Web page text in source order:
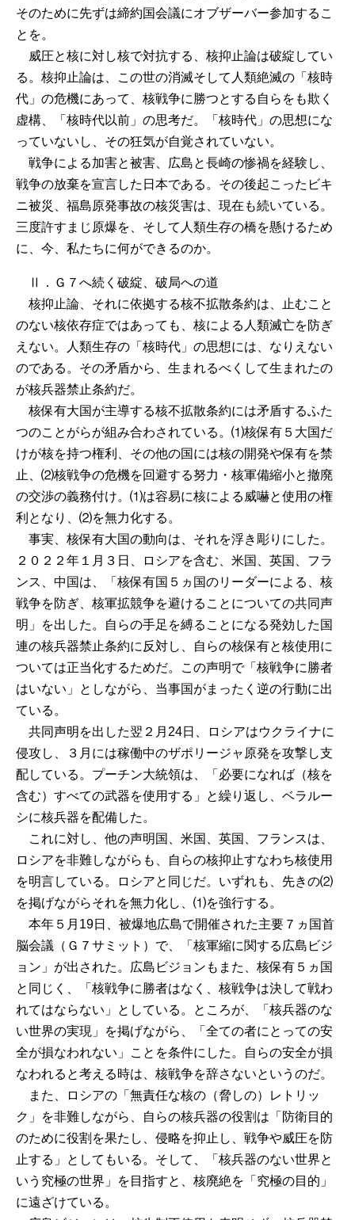
そのために先ずは締約国会議にオブザーバー参加するこ
とを。
威圧と核に対し核で対抗する、核抑止論は破綻してい
る。核抑止論は、この世の消滅そして人類絶滅の「核時
代」の危機にあって、核戦争に勝つとする自らをも欺く
虚構、「核時代以前」の思考だ。「核時代」の思想にな
っていないし、その狂気が自覚されていない。
戦争による加害と被害、広島と長崎の惨禍を経験し、
戦争の放棄を宣言した日本である。その後起こったビキ
ニ被災、福島原発事故の核災害は、現在も続いている。
三度許すまじ原爆を、そして人類生存の橋を懸けるため
に、今、私たちに何ができるのか。
Ⅱ．Ｇ７へ続く破綻、破局への道
核抑止論、それに依拠する核不拡散条約は、止むこと
のない核依存症ではあっても、核による人類滅亡を防ぎ
えない。人類生存の「核時代」の思想には、なりえない
のである。その矛盾から、生まれるべくして生まれたの
が核兵器禁止条約だ。
核保有大国が主導する核不拡散条約には矛盾するふた
つのことがらが組み合わされている。⑴核保有５大国だ
けが核を持つ権利、その他の国には核の開発や保有を禁
止、⑵核戦争の危機を回避する努力・核軍備縮小と撤廃
の交渉の義務付け。⑴は容易に核による威嚇と使用の権
利となり、⑵を無力化する。
事実、核保有大国の動向は、それを浮き彫りにした。
２０２２年１月３日、ロシアを含む、米国、英国、フラ
ンス、中国は、「核保有国５ヵ国のリーダーによる、核
戦争を防ぎ、核軍拡競争を避けることについての共同声
明」を出した。自らの手足を縛ることになる発効した国
連の核兵器禁止条約に反対し、自らの核保有と核使用に
ついては正当化するためだ。この声明で「核戦争に勝者
はいない」としながら、当事国がまったく逆の行動に出
ている。
共同声明を出した翌２月24日、ロシアはウクライナに
侵攻し、３月には稼働中のザポリージャ原発を攻撃し支
配している。プーチン大統領は、「必要になれば（核を
含む）すべての武器を使用する」と繰り返し、ベラルー
シに核兵器を配備した。
これに対し、他の声明国、米国、英国、フランスは、
ロシアを非難しながらも、自らの核抑止すなわち核使用
を明言している。ロシアと同じだ。いずれも、先きの⑵
を掲げながらそれを無力化し、⑴を強行する。
本年５月19日、被爆地広島で開催された主要７ヵ国首
脳会議（Ｇ７サミット）で、「核軍縮に関する広島ビジ
ョン」が出された。広島ビジョンもまた、核保有５ヵ国
と同じく、「核戦争に勝者はなく、核戦争は決して戦わ
れてはならない」としている。ところが、「核兵器のな
い世界の実現」を掲げながら、「全ての者にとっての安
全が損なわれない」ことを条件にした。自らの安全が損
なわれると考える時は、核戦争を辞さないというのだ。
また、ロシアの「無責任な核の（脅しの）レトリッ
ク」を非難しながら、自らの核兵器の役割は「防衛目的
のために役割を果たし、侵略を抑止し、戦争や威圧を防
止する」としてもいる。そして、「核兵器のない世界と
いう究極の世界」を目指すと、核廃絶を「究極の目的」
に遠ざけている。